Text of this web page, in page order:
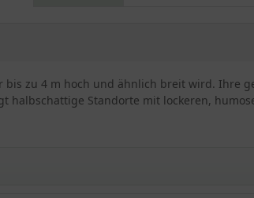
zu 4 m hoch und ähnlich breit wird. Ihre
Standorte mit lockeren,